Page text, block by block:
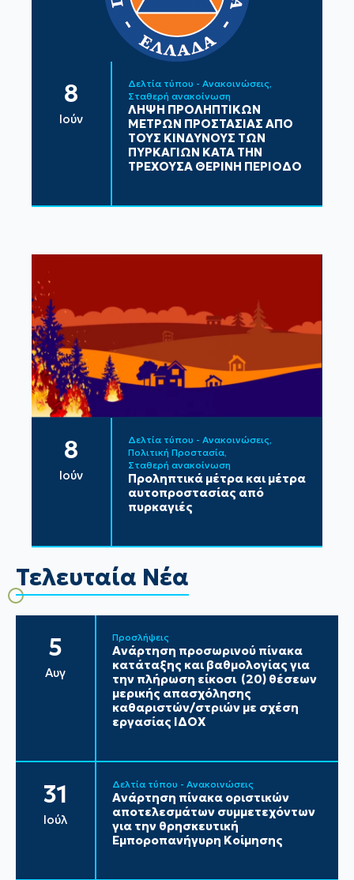
8
Ιούν
Δελτία τύπου - Ανακοινώσεις
Σταθερή ανακοίνωση
ΛΗΨΗ ΠΡΟΛΗΠΤΙΚΩΝ
ΜΕΤΡΩΝ ΠΡΟΣΤΑΣΙΑΣ ΑΠΟ
ΤΟΥΣ ΚΙΝΔΥΝΟΥΣ ΤΩΝ
ΠΥΡΚΑΓΙΩΝ ΚΑΤΑ ΤΗΝ
ΤΡΕΧΟΥΣΑ ΘΕΡΙΝΗ ΠΕΡΙΟΔΟ
8
Ιούν
Δελτία τύπου - Ανακοινώσεις
Πολιτική Προστασία
Σταθερή ανακοίνωση
Προληπτικά μέτρα και μέτρα
αυτοπροστασίας από
πυρκαγιές
Τελευταία Νέα
5
Αυγ
Προσλήψεις
Ανάρτηση προσωρινού πίνακα
κατάταξης και βαθμολογίας για
την πλήρωση είκοσι (20) θέσεων
μερικής απασχόλησης
καθαριστών/στριών με σχέση
εργασίας ΙΔΟΧ
31
Ιούλ
Δελτία τύπου - Ανακοινώσεις
Ανάρτηση πίνακα οριστικών
αποτελεσμάτων συμμετεχόντων
για την θρησκευτική
Εμποροπανήγυρη Κοίμησης